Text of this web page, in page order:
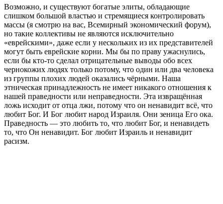
Возможно, и существуют богатые элиты, обладающие
слишком большой властью и стремящиеся контролировать
массы (я смотрю на вас, Всемирный экономический форум),
но такие коллективы не являются исключительно
«еврейскими», даже если у нескольких из их представителей
могут быть еврейские корни. Мы бы по праву ужаснулись,
если бы кто-то сделал отрицательные выводы обо всех
чернокожих людях только потому, что один или два человека
из группы плохих людей оказались чёрными. Наша
этническая принадлежность не имеет никакого отношения к
нашей праведности или неправедности. Эта извращённая
ложь исходит от отца лжи, потому что он ненавидит всё, что
любит Бог. И Бог любит народ Израиля. Они зеница Его ока.
Праведность — это любить то, что любит Бог, и ненавидеть
то, что Он ненавидит. Бог любит Израиль и ненавидит
расизм.